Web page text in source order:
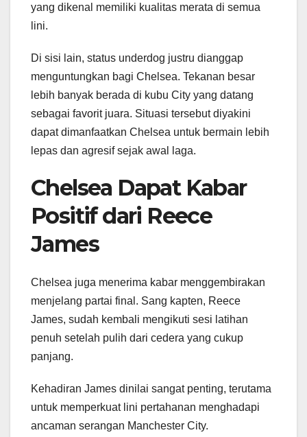
yang dikenal memiliki kualitas merata di semua
lini.
Di sisi lain, status underdog justru dianggap
menguntungkan bagi Chelsea. Tekanan besar
lebih banyak berada di kubu City yang datang
sebagai favorit juara. Situasi tersebut diyakini
dapat dimanfaatkan Chelsea untuk bermain lebih
lepas dan agresif sejak awal laga.
Chelsea Dapat Kabar
Positif dari Reece
James
Chelsea juga menerima kabar menggembirakan
menjelang partai final. Sang kapten, Reece
James, sudah kembali mengikuti sesi latihan
penuh setelah pulih dari cedera yang cukup
panjang.
Kehadiran James dinilai sangat penting, terutama
untuk memperkuat lini pertahanan menghadapi
ancaman serangan Manchester City.